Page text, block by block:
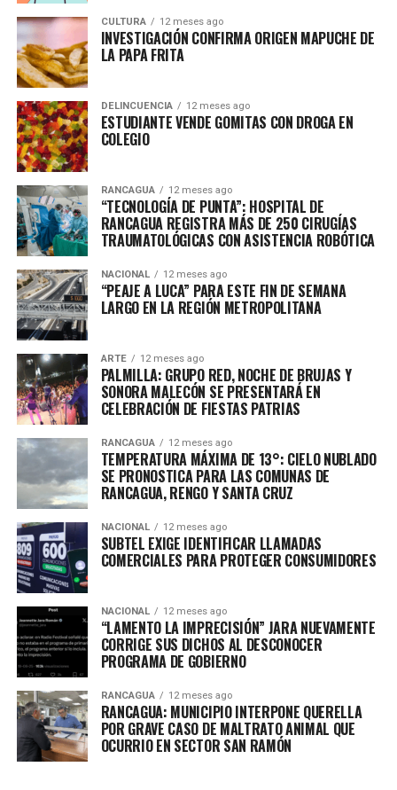
CULTURA 12 meses ago
INVESTIGACIÓN CONFIRMA ORIGEN MAPUCHE DE
LA PAPA FRITA
DELINCUENCIA 12 meses ago
ESTUDIANTE VENDE GOMITAS CON DROGA EN
COLEGIO
RANCAGUA 12 meses ago
“TECNOLOGÍA DE PUNTA”: HOSPITAL DE
RANCAGUA REGISTRA MÁS DE 250 CIRUGÍAS
TRAUMATOLÓGICAS CON ASISTENCIA ROBÓTICA
NACIONAL 12 meses ago
“PEAJE A LUCA” PARA ESTE FIN DE SEMANA
LARGO EN LA REGIÓN METROPOLITANA
ARTE 12 meses ago
PALMILLA: GRUPO RED, NOCHE DE BRUJAS Y
SONORA MALECÓN SE PRESENTARÁ EN
CELEBRACIÓN DE FIESTAS PATRIAS
RANCAGUA 12 meses ago
TEMPERATURA MÁXIMA DE 13°: CIELO NUBLADO
SE PRONOSTICA PARA LAS COMUNAS DE
RANCAGUA, RENGO Y SANTA CRUZ
NACIONAL 12 meses ago
SUBTEL EXIGE IDENTIFICAR LLAMADAS
COMERCIALES PARA PROTEGER CONSUMIDORES
NACIONAL 12 meses ago
“LAMENTO LA IMPRECISIÓN” JARA NUEVAMENTE
CORRIGE SUS DICHOS AL DESCONOCER
PROGRAMA DE GOBIERNO
RANCAGUA 12 meses ago
RANCAGUA: MUNICIPIO INTERPONE QUERELLA
POR GRAVE CASO DE MALTRATO ANIMAL QUE
OCURRIO EN SECTOR SAN RAMÓN